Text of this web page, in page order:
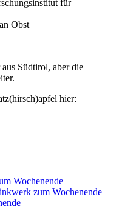
für
Obst
Südtirol, aber die
hier:
Wochenende
zum Wochenende